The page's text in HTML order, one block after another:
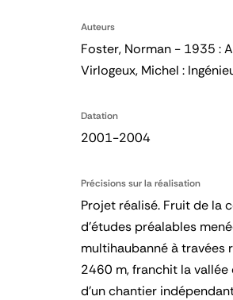
Auteurs
Foster, Norman - 1935 :
Virlogeux, Michel :
Datation
2001-2004
Précisions sur la réalisation
Projet réalisé. Fruit de la
d’études préalables
multihaubanné à travées
2460 m, franchit la vallée
d’un chantier